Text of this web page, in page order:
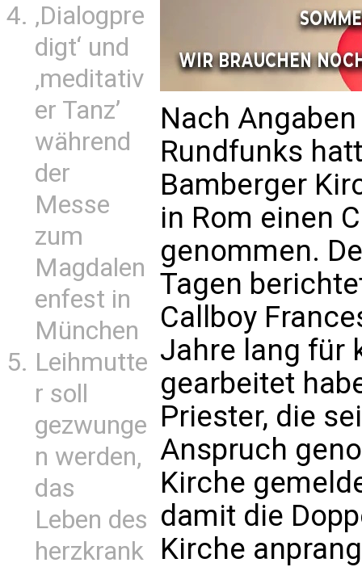
‚Dialogpre
digt‘ und
‚meditativ
er Tanz’
während
der
Messe
zum
Magdalen
enfest in
München
Leihmutte
r soll
gezwunge
n werden,
das
Leben des
herzkrank
Nach Angaben
Rundfunks
Bamberger
in Rom einen
genommen.
Tagen
Callboy
Jahre lang für
gearbeitet
Priester, die
Anspruch
Kirche
damit die
Kirche